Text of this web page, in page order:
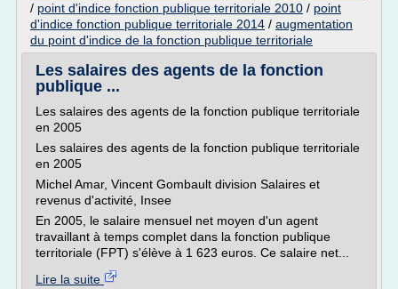
/ point d'indice fonction publique territoriale 2010 / point
d'indice fonction publique territoriale 2014 / augmentation
du point d'indice de la fonction publique territoriale
Les salaires des agents de la fonction
publique ...
Les salaires des agents de la fonction publique territoriale
en 2005
Les salaires des agents de la fonction publique territoriale
en 2005
Michel Amar, Vincent Gombault division Salaires et
revenus d'activité, Insee
En 2005, le salaire mensuel net moyen d'un agent
travaillant à temps complet dans la fonction publique
territoriale (FPT) s'élève à 1 623 euros. Ce salaire net...
Lire la suite